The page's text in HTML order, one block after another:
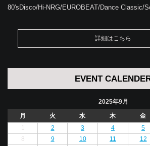
80'sDisco/Hi-NRG/EUROBEAT/Dance Classic/
詳細はこちら
EVENT
2025年9月
月
火 水 木 金
1
2 3 4 5
8
9 10 11 12